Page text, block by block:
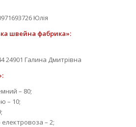
Юлія
швейна фабрика»:
24901 Галина Дмитрівна
– 80;
– 10;
електровоза – 2;